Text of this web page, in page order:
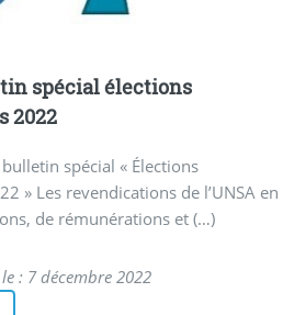
spécial élections
2022
spécial « Élections
» Les revendications de l’UNSA en
de rémunérations et (…)
: 7 décembre 2022